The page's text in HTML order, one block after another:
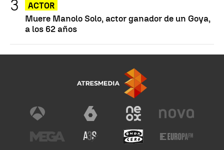
ACTOR
Muere Manolo Solo, actor ganador de un Goya,
a los 62 años